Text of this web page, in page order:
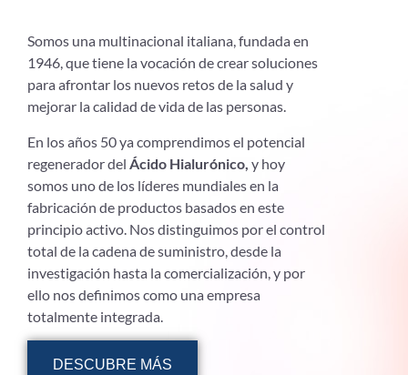
Somos una multinacional italiana, fundada en
1946, que tiene la vocación de crear soluciones
para afrontar los nuevos retos de la salud y
mejorar la calidad de vida de las personas.
En los años 50 ya comprendimos el potencial
regenerador del Ácido Hialurónico, y hoy
somos uno de los líderes mundiales en la
fabricación de productos basados en este
principio activo. Nos distinguimos por el control
total de la cadena de suministro, desde la
investigación hasta la comercialización, y por
ello nos definimos como una empresa
totalmente integrada.
DESCUBRE MÁS